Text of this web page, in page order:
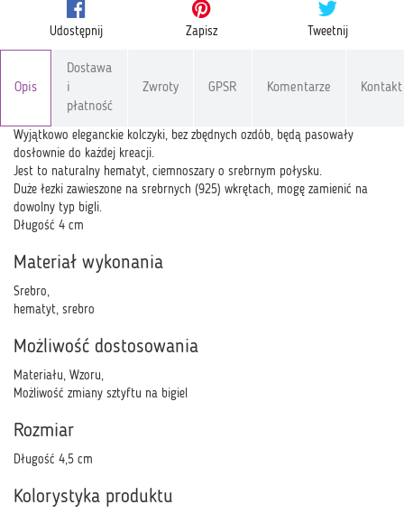
Udostępnij Zapisz Tweetnij
Opis
Dostawa
i
płatność
Zwroty GPSR Komentarze Kontakt
Wyjątkowo eleganckie kolczyki, bez zbędnych ozdób, będą pasowały
dosłownie do każdej kreacji.
Jest to naturalny hematyt, ciemnoszary o srebrnym połysku.
Duże łezki zawieszone na srebrnych (925) wkrętach, mogę zamienić na
dowolny typ bigli.
Długość 4 cm
Materiał wykonania
Srebro,
hematyt, srebro
Możliwość dostosowania
Materiału, Wzoru,
Możliwość zmiany sztyftu na bigiel
Rozmiar
Długość 4,5 cm
Kolorystyka produktu